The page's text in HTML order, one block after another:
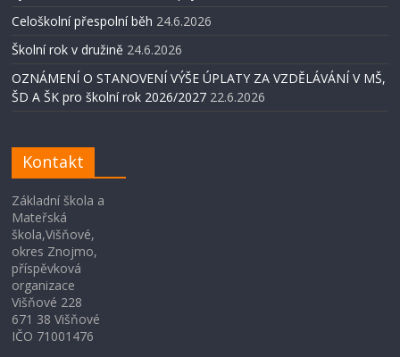
Celoškolní přespolní běh 24.6.2026
Školní rok v družině 24.6.2026
OZNÁMENÍ O STANOVENÍ VÝŠE ÚPLATY ZA VZDĚLÁVÁNÍ V MŠ,
ŠD A ŠK pro školní rok 2026/2027 22.6.2026
Kontakt
Základní škola a
Mateřská
škola,Višňové,
okres Znojmo,
příspěvková
organizace
Višňové 228
671 38 Višňové
IČO 71001476